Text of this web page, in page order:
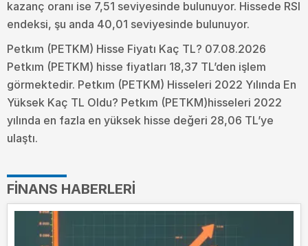
kazanç oranı ise 7,51 seviyesinde bulunuyor. Hissede RSI
endeksi, şu anda 40,01 seviyesinde bulunuyor.
Petkım (PETKM) Hisse Fiyatı Kaç TL? 07.08.2026
Petkım (PETKM) hisse fiyatları 18,37 TL’den işlem
görmektedir. Petkım (PETKM) Hisseleri 2022 Yılında En
Yüksek Kaç TL Oldu? Petkım (PETKM)hisseleri 2022
yılında en fazla en yüksek hisse değeri 28,06 TL’ye
ulaştı.
FINANS HABERLERI